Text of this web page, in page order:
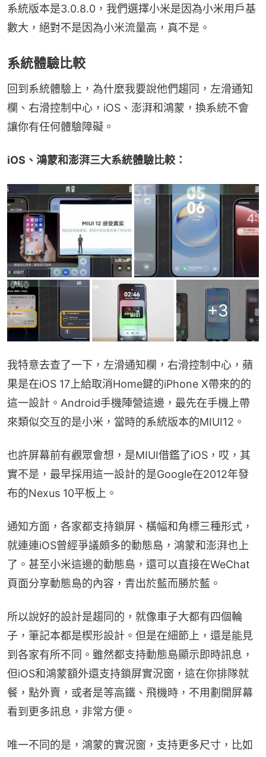
系統版本是3.0.8.0，我們選擇小米是因為小米用戶基
數大，絕對不是因為小米流量高，真不是。
系統體驗比較
回到系統體驗上，為什麼我要說他們趨同，左滑通知
欄、右滑控制中心，iOS、澎湃和鴻蒙，換系統不會
讓你有任何體驗障礙。
iOS、鴻蒙和澎湃三大系統體驗比較：
+3
我特意去查了一下，左滑通知欄，右滑控制中心，蘋
果是在iOS 17上給取消Home鍵的iPhone X帶來的的
這一設計。Android手機陣營這邊，最先在手機上帶
來類似交互的是小米，當時的系統版本的MIUI12。
也許屏幕前有觀眾會想，是MIUI借鑑了iOS，哎，其
實不是，最早採用這一設計的是Google在2012年發
布的Nexus 10平板上。
通知方面，各家都支持鎖屏、橫幅和角標三種形式，
就連連iOS曾經爭議頗多的動態島，鴻蒙和澎湃也上
了。甚至小米這邊的動態島，還可以直接在WeChat
頁面分享動態島的內容，青出於藍而勝於藍。
所以說好的設計是趨同的，就像車子大都有四個輪
子，筆記本都是楔形設計。但是在細節上，還是能見
到各家有所不同。雖然都支持動態島顯示即時訊息，
但iOS和鴻蒙額外還支持鎖屏實況窗，這在你排隊就
餐，點外賣，或者是等高鐵、飛機時，不用劃開屏幕
看到更多訊息，非常方便。
唯一不同的是，鴻蒙的實況窗，支持更多尺寸，比如